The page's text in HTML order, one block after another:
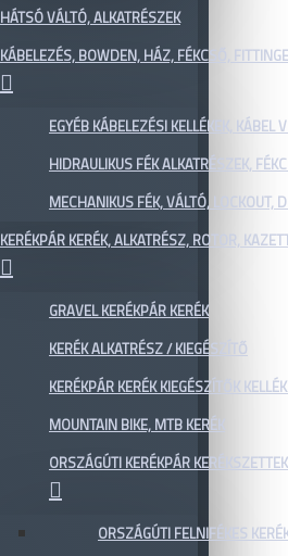
HÁTSÓ VÁLTÓ, ALKATRÉSZEK
KÁBELEZÉS, BOWDEN, HÁZ, FÉKCSŐ,
EGYÉB KÁBELEZÉSI KELLÉKEK,
HIDRAULIKUS FÉK ALKATRÉSZEK,
MECHANIKUS FÉK, VÁLTÓ, LOCKOUT,
KERÉKPÁR KERÉK, ALKATRÉSZ, ROTOR,
GRAVEL KERÉKPÁR KERÉK
KERÉK ALKATRÉSZ / KIEGÉSZÍTŐ
KERÉKPÁR KERÉK KIEGÉSZÍTŐK
MOUNTAIN BIKE, MTB KERÉK
ORSZÁGÚTI KERÉKPÁR KERÉKSZETTEK
ORSZÁGÚTI FELNIFÉKES